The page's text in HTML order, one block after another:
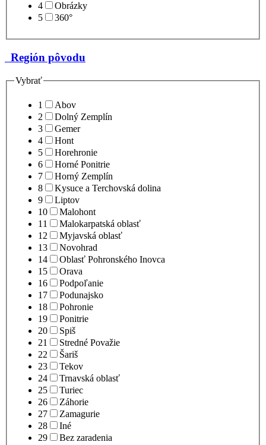
4
Obrázky
5
360°
Región pôvodu
Vybrať
1
Abov
2
Dolný Zemplín
3
Gemer
4
Hont
5
Horehronie
6
Horné Ponitrie
7
Horný Zemplín
8
Kysuce a Terchovská dolina
9
Liptov
10
Malohont
11
Malokarpatská oblasť
12
Myjavská oblasť
13
Novohrad
14
Oblasť Pohronského Inovca
15
Orava
16
Podpoľanie
17
Podunajsko
18
Pohronie
19
Ponitrie
20
Spiš
21
Stredné Považie
22
Šariš
23
Tekov
24
Trnavská oblasť
25
Turiec
26
Záhorie
27
Zamagurie
28
Iné
29
Bez zaradenia